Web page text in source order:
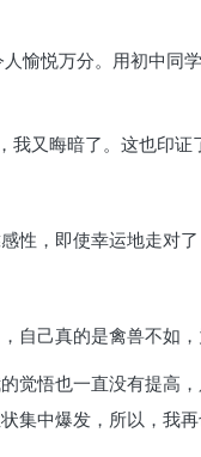
愉悦万分。用初中同
又晦暗了。这也印证
，即使幸运地走对了
己真的是禽兽不如，
觉悟也一直没有提高
集中爆发，所以，我